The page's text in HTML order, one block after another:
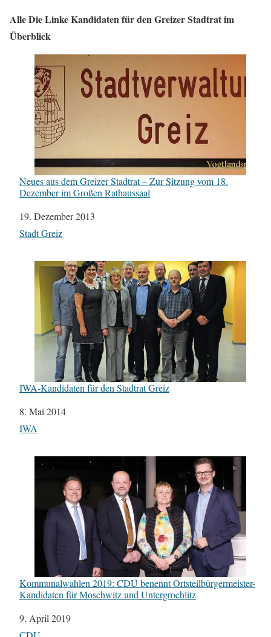
Alle Die Linke Kandidaten für den Greizer Stadtrat im
Überblick
Neues aus dem Greizer Stadtrat – Zur Sitzung vom 18.
Dezember im Großen Rathaussaal
Datum
19. Dezember 2013
In Bezug auf
Stadt Greiz
IWA-Kandidaten für den Stadtrat Greiz
Datum
8. Mai 2014
In Bezug auf
IWA
Kommunalwahlen 2019: CDU benennt Ortsteilbürgermeister-
Kandidaten für Moschwitz und Untergrochlitz
Datum
9. April 2019